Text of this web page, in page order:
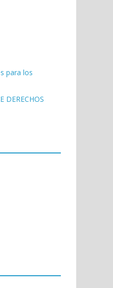
para los
DERECHOS